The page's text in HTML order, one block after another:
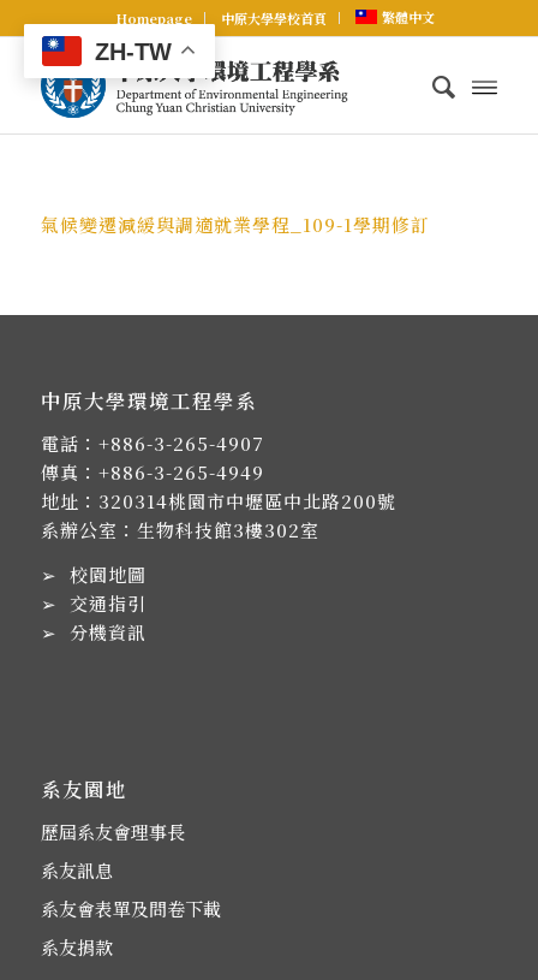
Homepage 中原大學學校首頁 繁體中文
氣候變遷減緩與調適就業學程_109-1學期修訂
中原大學環境工程學系
電話： +886-3-265-4907
傳真：+886-3-265-4949
地址： 320314桃園市中壢區中北路200號
系辦公室：生物科技館3樓302室
➢ 校園地圖
➢ 交通指引
➢ 分機資訊
系友園地
歷屆系友會理事長
系友訊息
系友會表單及問卷下載
系友捐款
ZH-TW